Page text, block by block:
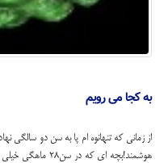
به کجا می رویم
از زمانی که تنهانوه ام پا به سن دو سالگی
هوشمند!بچه ای که